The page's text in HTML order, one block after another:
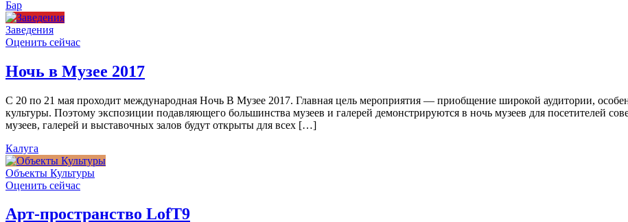
Бар
Заведения
Оценить сейчас
Ночь в Музее 2017
С 20 по 21 мая проходит международная Ночь В Музее 2017. Главная цель мероприятия — приобщение широкой аудитории,
культуры. Поэтому экспозиции подавляющего большинства музеев и галерей демонстрируются в ночь музеев для посетителей
музеев, галерей и выставочных залов будут открыты для всех […]
Калуга
Объекты Культуры
Оценить сейчас
Арт-пространство LofT9